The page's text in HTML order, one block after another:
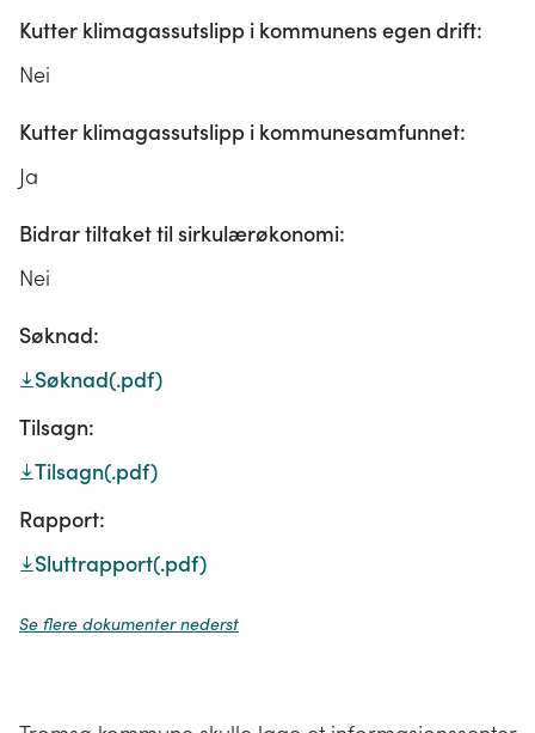
Kutter klimagassutslipp i kommunens egen drift:
Nei
Kutter klimagassutslipp i kommunesamfunnet:
Ja
Bidrar tiltaket til sirkulærøkonomi:
Nei
Søknad:
Søknad(.pdf)
Tilsagn:
Tilsagn(.pdf)
Rapport:
Sluttrapport(.pdf)
Se flere dokumenter nederst